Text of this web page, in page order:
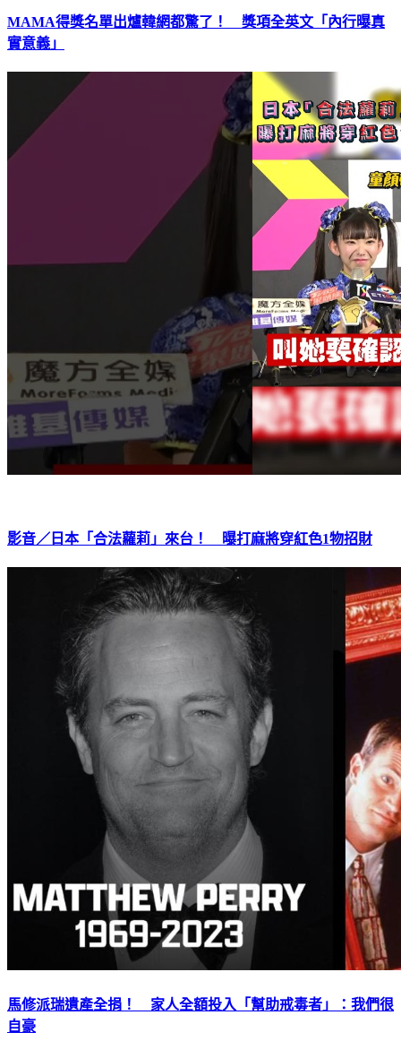
MAMA得獎名單出爐韓網都驚了！ 獎項全英文「內行曝真
實意義」
影音／日本「合法蘿莉」來台！ 曝打麻將穿紅色1物招財
馬修派瑞遺產全捐！ 家人全額投入「幫助戒毒者」：我們很
自豪